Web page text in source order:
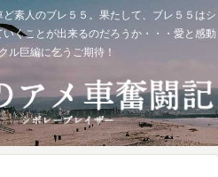
素人のブレ５５。果たして、ブレ５５はシ
くことが出来るのだろうか・・・愛と感動
ル巨編に乞うご期待！